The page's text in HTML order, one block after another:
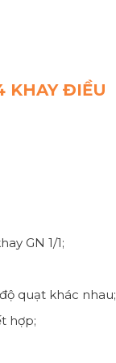
KHAY ĐIỀU
GN 1/1;
quạt khác nhau;
hợp;